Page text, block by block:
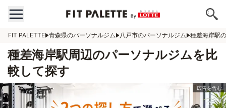
FIT PALETTE 青森県のパーソナルジム 八戸市のパーソナルジム 種差海岸駅
種差海岸駅周辺のパーソナルジムを比
較して探す